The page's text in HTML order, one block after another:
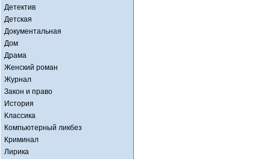
Детектив
Детская
Документальная
Дом
Драма
Женский роман
Журнал
Закон и право
История
Классика
Компьютерный ликбез
Криминал
Лирика